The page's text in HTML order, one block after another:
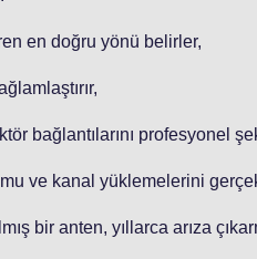
en doğru yönü belirler,
bağlantılarını profesyonel
ve kanal yüklemelerini
bir anten, yıllarca arıza